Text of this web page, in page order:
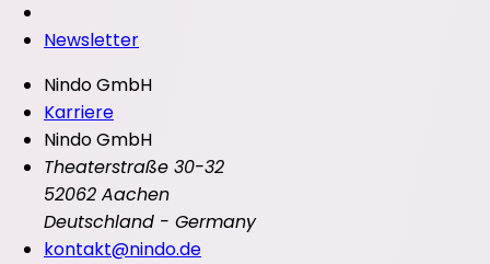
Newsletter
Nindo GmbH
Karriere
Nindo GmbH
Theaterstraße 30-32
52062 Aachen
Deutschland - Germany
kontakt@nindo.de